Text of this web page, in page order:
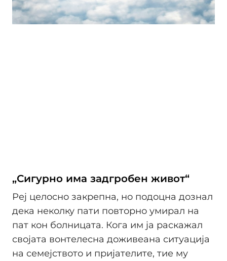
„Сигурно има задгробен живот“
Реј целосно закрепна, но подоцна дознал
дека неколку пати повторно умирал на
пат кон болницата. Кога им ја раскажал
својата вонтелесна доживеана ситуација
на семејството и пријателите, тие му